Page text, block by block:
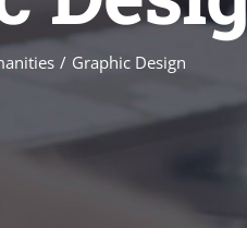
Graphic Design